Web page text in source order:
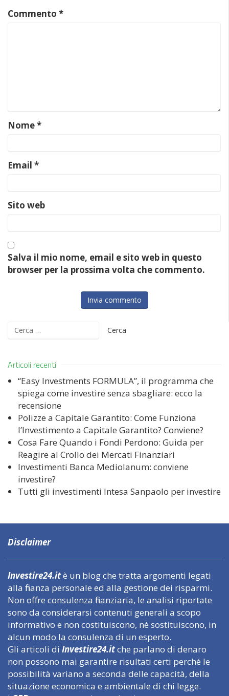
Commento *
Nome*
Email *
Sito web
Salva il mio nome, email e sito web in questo
browser per la prossima volta che commento.
Ricerca
Articoli recenti
“Easy Investments FORMULA”, il programma che
spiega come investire senza sbagliare: ecco la
recensione
Polizze a Capitale Garantito: Come Funziona
l’Investimento a Capitale Garantito? Conviene?
Cosa Fare Quando i Fondi Perdono: Guida per
Reagire al Crollo dei Mercati Finanziari
Investimenti Banca Mediolanum: conviene
investire?
Tutti gli investimenti Intesa Sanpaolo per investire
Disclaimer
Investire24.itè un blog che tratta argomenti legati
alla finanza personale ed alla gestione dei risparmi.
Non offre consulenza finanziaria, le analisi riportate
sono da considerarsi contenuti generali a scopo
informativo e non costituiscono, nè sostituiscono, in
alcun modo la consulenza di un esperto.
Gli articoli di Investire24.itche parlano di denaro
non possono mai garantire risultati certi perché le
possibilità variano a seconda delle capacità, della
situazione economica e ambientale di chi legge.